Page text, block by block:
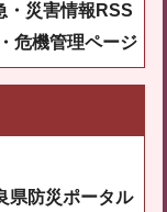
・災害情報RSS
危機管理ページ
県防災ポータル